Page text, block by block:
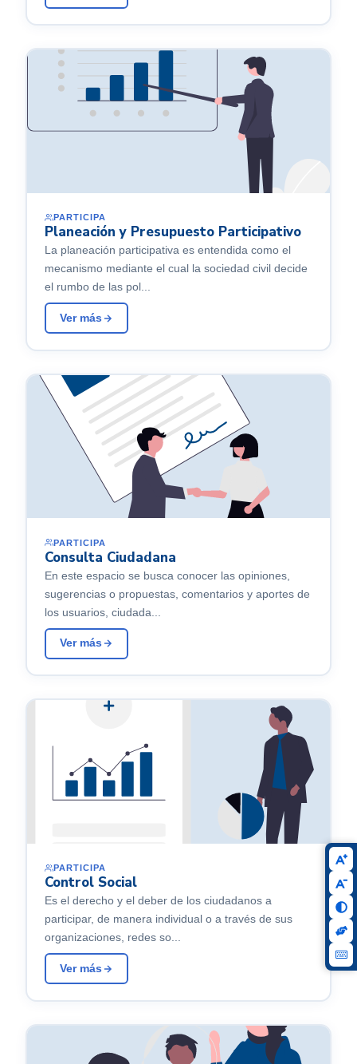
PARTICIPA
Planeación y Presupuesto Participativo
La planeación participativa es entendida como el
mecanismo mediante el cual la sociedad civil decide
el rumbo de las pol...
Ver más
PARTICIPA
Consulta Ciudadana
En este espacio se busca conocer las opiniones,
sugerencias o propuestas, comentarios y aportes de
los usuarios, ciudada...
Ver más
PARTICIPA
Control Social
Es el derecho y el deber de los ciudadanos a
participar, de manera individual o a través de sus
organizaciones, redes so...
Ver más